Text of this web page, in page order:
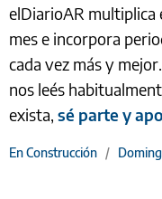
elDiarioAR multiplica
mes e incorpora
cada vez más y
nos leés
exista, sé parte y
En Construcción /